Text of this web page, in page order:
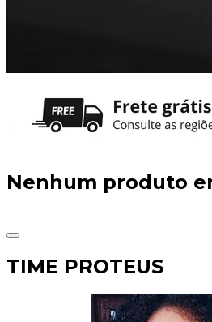
Nenhum produto
TIME PROTEUS